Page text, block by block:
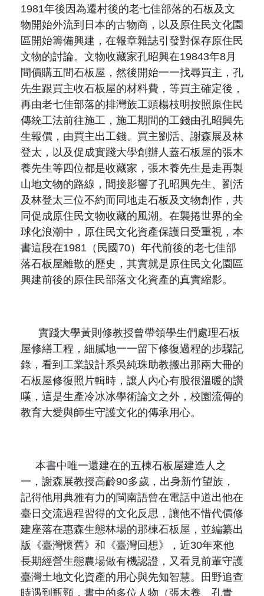
1981年後因為遷村後的老七佳部落的石板及文
物開始外流到日本的古物商，以及原住民文化園
區開始籌備興建，在報章雜誌引發對保存原住民
文物的討論。文物收藏家孔昭興在19843年8月
間價購五間石板屋，然後開始一一找尋買主，孔
先生跟買主收石板屋的材料費，等買主確定後，
再由老七佳部落的排灣族工頭楊枝明按照原住民
傳統工法前往施工，施工期間的工錢由孔昭興先
生報價，由買主出工錢。買主劉活、謝森展及林
登太，以及促成實踐大學創辦人蓋石板屋的張木
養先生等四位都是收藏家，張木養先生是走再製
山地文物的路線，間接影響了孔昭興先生、劉活
及林登太三位不約而同地走石板及文物創作，共
同促成原住民文物收藏的風潮。 在襲捲世界的全
球化浪潮中，原住民文化資產保護日受重視，本
書這段在1981 （民國 70）年代前後的老七佳部
落石板屋離散的歷史，其實就是原住民文化園區
興建前後的原住民部落文化資產的真實縮影。
實踐大學黃則修教授曾帶領學生們處理石板
屋修繕工程，細膩地一一留下修復過程的步驟記
錄，看到工業設計系吳純珠助教搬出那兩大冊的
石板屋修復照片輯時，讓人內心有股很溫暖的讚
嘆，這是生產冷冰冰學術論文之外，校園流傳的
教育大愛與師生守護文化的傳承用心。
本書中唯一還建在的五棟石板屋建造人之
一，謝森展教授高齡90多歲，出身新竹望族，
記得他用典雅有力的閩南語曾在電話中道出他在
臺日交流過程習得的文化反思，讓他不惜代價修
建座落在惠森生態林場的那棟石板屋，並編纂出
版《臺灣懷舊》和《臺灣回想》，近30年來他
長期經營生態農場做有機認證，又看見前輩守護
臺灣土地文化資產的用心與先知智慧。田野追查
時遇到瓶頸，書中的多位人物（張木養、孔青